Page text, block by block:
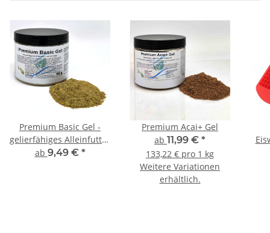
Premium Basic Gel -
gelierfähiges Alleinfutter
für Zierfische und
ab 9,49 € *
Premium Acai+ Gel
ab 11,99 € *
133,22 € pro 1 kg
Weitere Variationen
erhältlich.